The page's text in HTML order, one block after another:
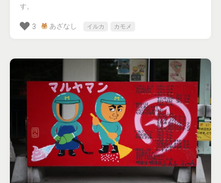
す。
3 あざなし イルカ カモメ